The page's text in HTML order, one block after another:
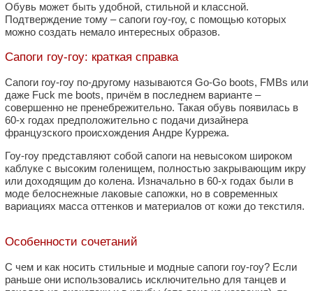
Обувь может быть удобной, стильной и классной.
Подтверждение тому – сапоги гоу-гоу, с помощью которых
можно создать немало интересных образов.
Сапоги гоу-гоу: краткая справка
Сапоги гоу-гоу по-другому называются Go-Go boots, FMBs или
даже Fuck me boots, причём в последнем варианте –
совершенно не пренебрежительно. Такая обувь появилась в
60-х годах предположительно с подачи дизайнера
французского происхождения Андре Куррежа.
Гоу-гоу представляют собой сапоги на невысоком широком
каблуке с высоким голенищем, полностью закрывающим икру
или доходящим до колена. Изначально в 60-х годах были в
моде белоснежные лаковые сапожки, но в современных
вариациях масса оттенков и материалов от кожи до текстиля.
Особенности сочетаний
С чем и как носить стильные и модные сапоги гоу-гоу? Если
раньше они использовались исключительно для танцев и